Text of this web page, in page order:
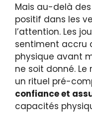
Mais au-delà des
positif dans les
l’attention. Les
sentiment accru
physique avant
ne soit donné.
un rituel pré-
confiance et
capacités